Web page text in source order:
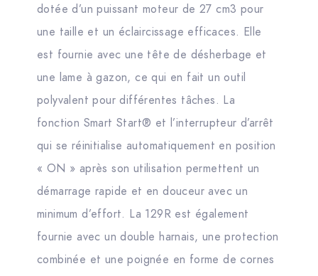
dotée d’un puissant moteur de 27 cm3 pour
une taille et un éclaircissage efficaces. Elle
est fournie avec une tête de désherbage et
une lame à gazon, ce qui en fait un outil
polyvalent pour différentes tâches. La
fonction Smart Start® et l’interrupteur d’arrêt
qui se réinitialise automatiquement en position
« ON » après son utilisation permettent un
démarrage rapide et en douceur avec un
minimum d’effort. La 129R est également
fournie avec un double harnais, une protection
combinée et une poignée en forme de cornes